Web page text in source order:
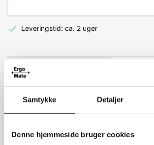
Samtykke Detaljer
Denne hjemmeside bruger cookies
Leveringstid: ca. 2 uger
Information
Manuel stabler med
1000 kg
Vores manuelle stabler er designet til